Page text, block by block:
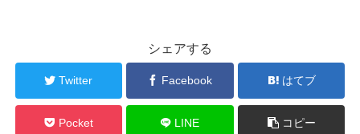
シェアする
Twitter Facebook はてブ
Pocket LINE コピー